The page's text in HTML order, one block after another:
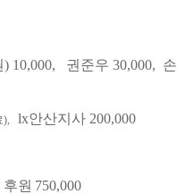
10,000, 권준우 30,000,
),
lx안산지사 200,000
원 750,000